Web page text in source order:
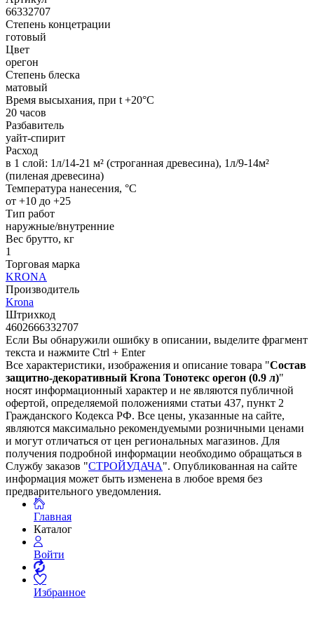
66332707
Степень концетрации
готовый
Цвет
орегон
Степень блеска
матовый
Время высыхания, при t +20°C
20 часов
Разбавитель
уайт-спирит
Расход
в 1 слой: 1л/14-21 м² (строганная древесина), 1л/9-14м²
(пиленая древесина)
Температура нанесения, °С
от +10 до +25
Тип работ
наружные/внутренние
Вес брутто, кг
1
Торговая марка
KRONA
Производитель
Krona
Штрихкод
4602666332707
Если Вы обнаружили ошибку в описании, выделите фрагмент
текста и нажмите Ctrl + Enter
Все характеристики, изображения и описание товара "Состав
защитно-декоративный Krona Тонотекс орегон (0.9 л)"
носят информационный характер и не являются публичной
офертой, определяемой положениями статьи 437, пункт 2
Гражданского Кодекса РФ. Все цены, указанные на сайте,
являются максимально рекомендуемыми розничными ценами
и могут отличаться от цен региональных магазинов. Для
получения подробной информации необходимо обращаться в
Службу заказов "СТРОЙУДАЧА". Опубликованная на сайте
информация может быть изменена в любое время без
предварительного уведомления.
Главная
Каталог
Войти
Избранное